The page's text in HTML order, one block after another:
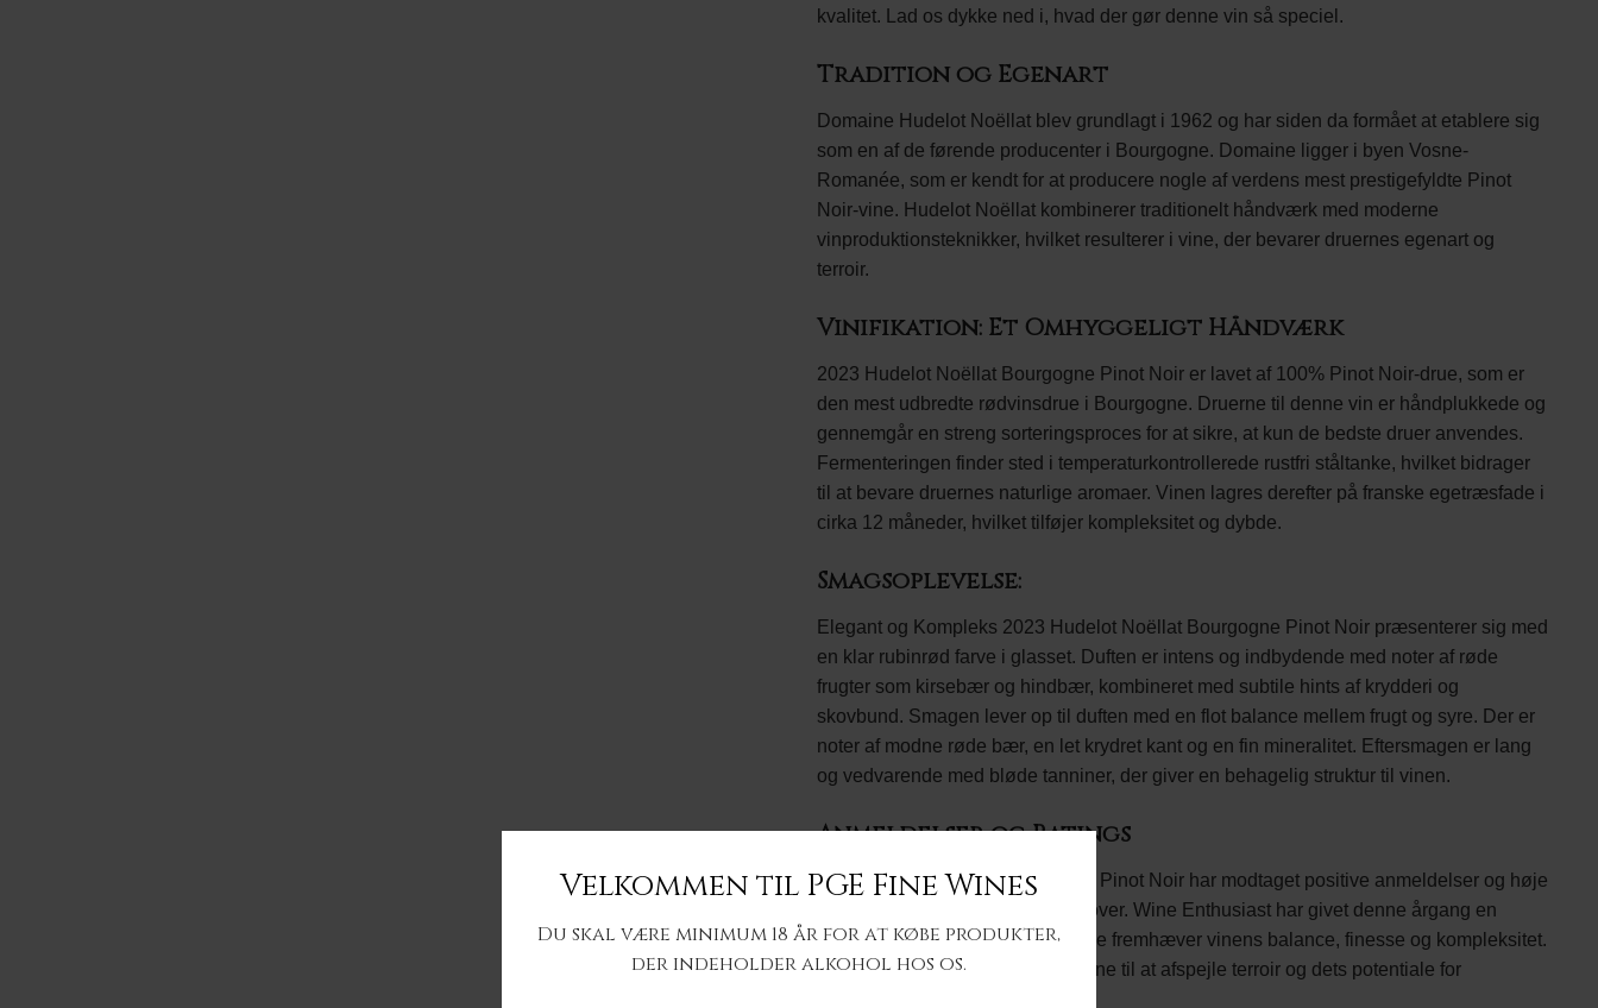
Velkommen til PGE Fine Wines
Du skal være minimum 18 år for at købe produkter,
der indeholder alkohol hos os.
kvalitet. Lad os dykke ned i, hvad der gør denne vin så speciel.
Tradition og Egenart
Domaine Hudelot Noëllat blev grundlagt i 1962 og har siden da formået at etablere sig
som en af de førende producenter i Bourgogne. Domaine ligger i byen Vosne-
Romanée, som er kendt for at producere nogle af verdens mest prestigefyldte Pinot
Noir-vine. Hudelot Noëllat kombinerer traditionelt håndværk med moderne
vinproduktionsteknikker, hvilket resulterer i vine, der bevarer druernes egenart og
terroir.
Vinifikation: Et Omhyggeligt Håndværk
2023 Hudelot Noëllat Bourgogne Pinot Noir er lavet af 100% Pinot Noir-drue, som er
den mest udbredte rødvinsdrue i Bourgogne. Druerne til denne vin er håndplukkede og
gennemgår en streng sorteringsproces for at sikre, at kun de bedste druer anvendes.
Fermenteringen finder sted i temperaturkontrollerede rustfri ståltanke, hvilket bidrager
til at bevare druernes naturlige aromaer. Vinen lagres derefter på franske egetræsfade i
cirka 12 måneder, hvilket tilføjer kompleksitet og dybde.
Smagsoplevelse:
Elegant og Kompleks 2023 Hudelot Noëllat Bourgogne Pinot Noir præsenterer sig med
en klar rubinrød farve i glasset. Duften er intens og indbydende med noter af røde
frugter som kirsebær og hindbær, kombineret med subtile hints af krydderi og
skovbund. Smagen lever op til duften med en flot balance mellem frugt og syre. Der er
noter af modne røde bær, en let krydret kant og en fin mineralitet. Eftersmagen er lang
og vedvarende med bløde tanniner, der giver en behagelig struktur til vinen.
Anmeldelser og Ratings
2023 Hudelot Noëllat Bourgogne Pinot Noir har modtaget positive anmeldelser og høje
ratings fra vinanmeldere verden over. Wine Enthusiast har givet denne årgang en
bemærkelsesværdig score, idet de fremhæver vinens balance, finesse og kompleksitet.
Anmelderne roser især vinens evne til at afspejle terroir og dets potentiale for